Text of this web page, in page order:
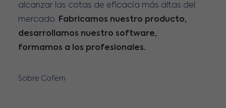
alcanzar las cotas de eficacia más altas del
mercado. Fabricamos nuestro producto,
desarrollamos nuestro software,
formamos a los profesionales.
Sobre Cofem